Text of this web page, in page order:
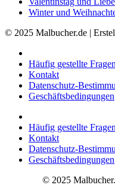
Winter und
© 2025 Malbucher.de |
Häufig gestellte Fragen
Kontakt
Datenschutz-
Geschäftsbedingungen
Häufig gestellte Fragen
Kontakt
Datenschutz-
Geschäftsbedingungen
© 2025